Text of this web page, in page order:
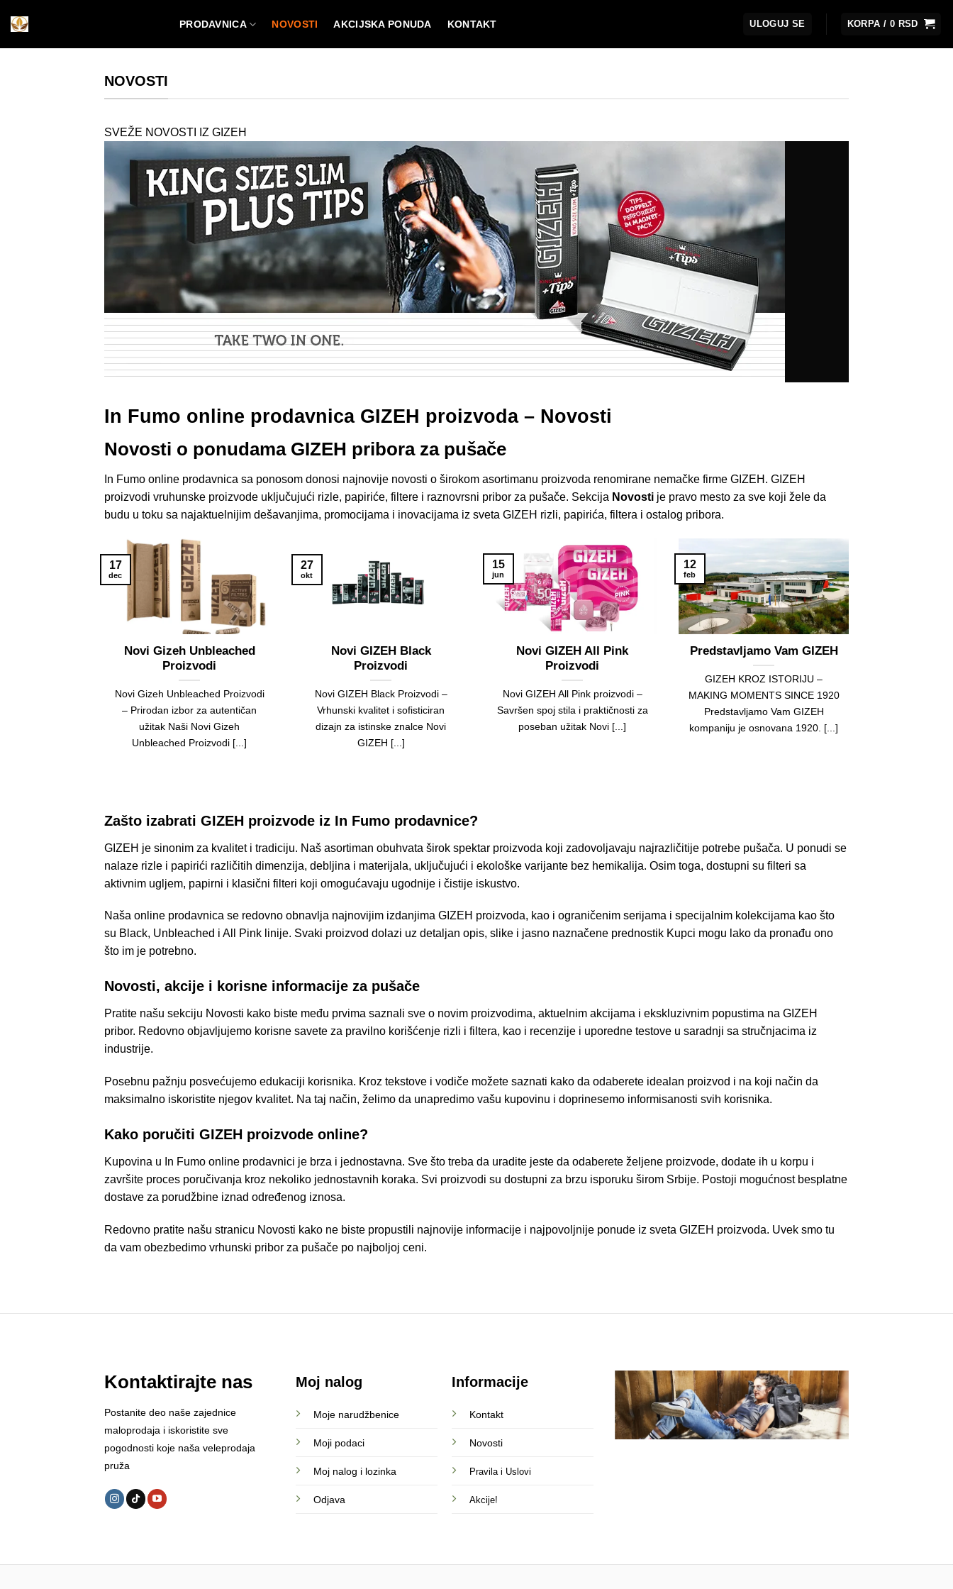
na
PRODAVNICA NOVOSTI AKCIJSKA PONUDA KONTAKT ULOGUJ SE KORPA / 0 RSD
NOVOSTI
SVEŽE NOVOSTI IZ GIZEH
In Fumo online prodavnica GIZEH proizvoda – Novosti
Novosti o ponudama GIZEH pribora za pušače
In Fumo online prodavnica sa ponosom donosi najnovije novosti o širokom asortimanu proizvoda renomirane nemačke firme GIZEH. GIZEH
proizvodi vruhunske proizvode uključujući rizle, papiriće, filtere i raznovrsni pribor za pušače. Sekcija Novosti je pravo mesto za sve koji žele da
budu u toku sa najaktuelnijim dešavanjima, promocijama i inovacijama iz sveta GIZEH rizli, papirića, filtera i ostalog pribora.
Novi Gizeh Unbleached
Proizvodi
Novi Gizeh Unbleached Proizvodi
– Prirodan izbor za autentičan
užitak Naši Novi Gizeh
Unbleached Proizvodi [...]
17
dec
Novi GIZEH Black
Proizvodi
Novi GIZEH Black Proizvodi –
Vrhunski kvalitet i sofisticiran
dizajn za istinske znalce Novi
GIZEH [...]
27
okt
Novi GIZEH All Pink
Proizvodi
Novi GIZEH All Pink proizvodi –
Savršen spoj stila i praktičnosti za
poseban užitak Novi [...]
15
jun
Predstavljamo Vam GIZEH
GIZEH KROZ ISTORIJU –
MAKING MOMENTS SINCE 1920
Predstavljamo Vam GIZEH
kompaniju je osnovana 1920. [...]
12
feb
Zašto izabrati GIZEH proizvode iz In Fumo prodavnice?
GIZEH je sinonim za kvalitet i tradiciju. Naš asortiman obuhvata širok spektar proizvoda koji zadovoljavaju najrazličitije potrebe pušača. U ponudi se
nalaze rizle i papirići različitih dimenzija, debljina i materijala, uključujući i ekološke varijante bez hemikalija. Osim toga, dostupni su filteri sa
aktivnim ugljem, papirni i klasični filteri koji omogućavaju ugodnije i čistije iskustvo.
Naša online prodavnica se redovno obnavlja najnovijim izdanjima GIZEH proizvoda, kao i ograničenim serijama i specijalnim kolekcijama kao što
su Black, Unbleached i All Pink linije. Svaki proizvod dolazi uz detaljan opis, slike i jasno naznačene prednostik Kupci mogu lako da pronađu ono
što im je potrebno.
Novosti, akcije i korisne informacije za pušače
Pratite našu sekciju Novosti kako biste među prvima saznali sve o novim proizvodima, aktuelnim akcijama i ekskluzivnim popustima na GIZEH
pribor. Redovno objavljujemo korisne savete za pravilno korišćenje rizli i filtera, kao i recenzije i uporedne testove u saradnji sa stručnjacima iz
industrije.
Posebnu pažnju posvećujemo edukaciji korisnika. Kroz tekstove i vodiče možete saznati kako da odaberete idealan proizvod i na koji način da
maksimalno iskoristite njegov kvalitet. Na taj način, želimo da unapredimo vašu kupovinu i doprinesemo informisanosti svih korisnika.
Kako poručiti GIZEH proizvode online?
Kupovina u In Fumo online prodavnici je brza i jednostavna. Sve što treba da uradite jeste da odaberete željene proizvode, dodate ih u korpu i
završite proces poručivanja kroz nekoliko jednostavnih koraka. Svi proizvodi su dostupni za brzu isporuku širom Srbije. Postoji mogućnost besplatne
dostave za porudžbine iznad određenog iznosa.
Redovno pratite našu stranicu Novosti kako ne biste propustili najnovije informacije i najpovoljnije ponude iz sveta GIZEH proizvoda. Uvek smo tu
da vam obezbedimo vrhunski pribor za pušače po najboljoj ceni.
Kontaktirajte nas
Postanite deo naše zajednice
maloprodaja i iskoristite sve
pogodnosti koje naša veleprodaja
pruža
Moj nalog
Moje narudžbenice
Moji podaci
Moj nalog i lozinka
Odjava
Informacije
Kontakt
Novosti
Pravila i Uslovi
Akcije!